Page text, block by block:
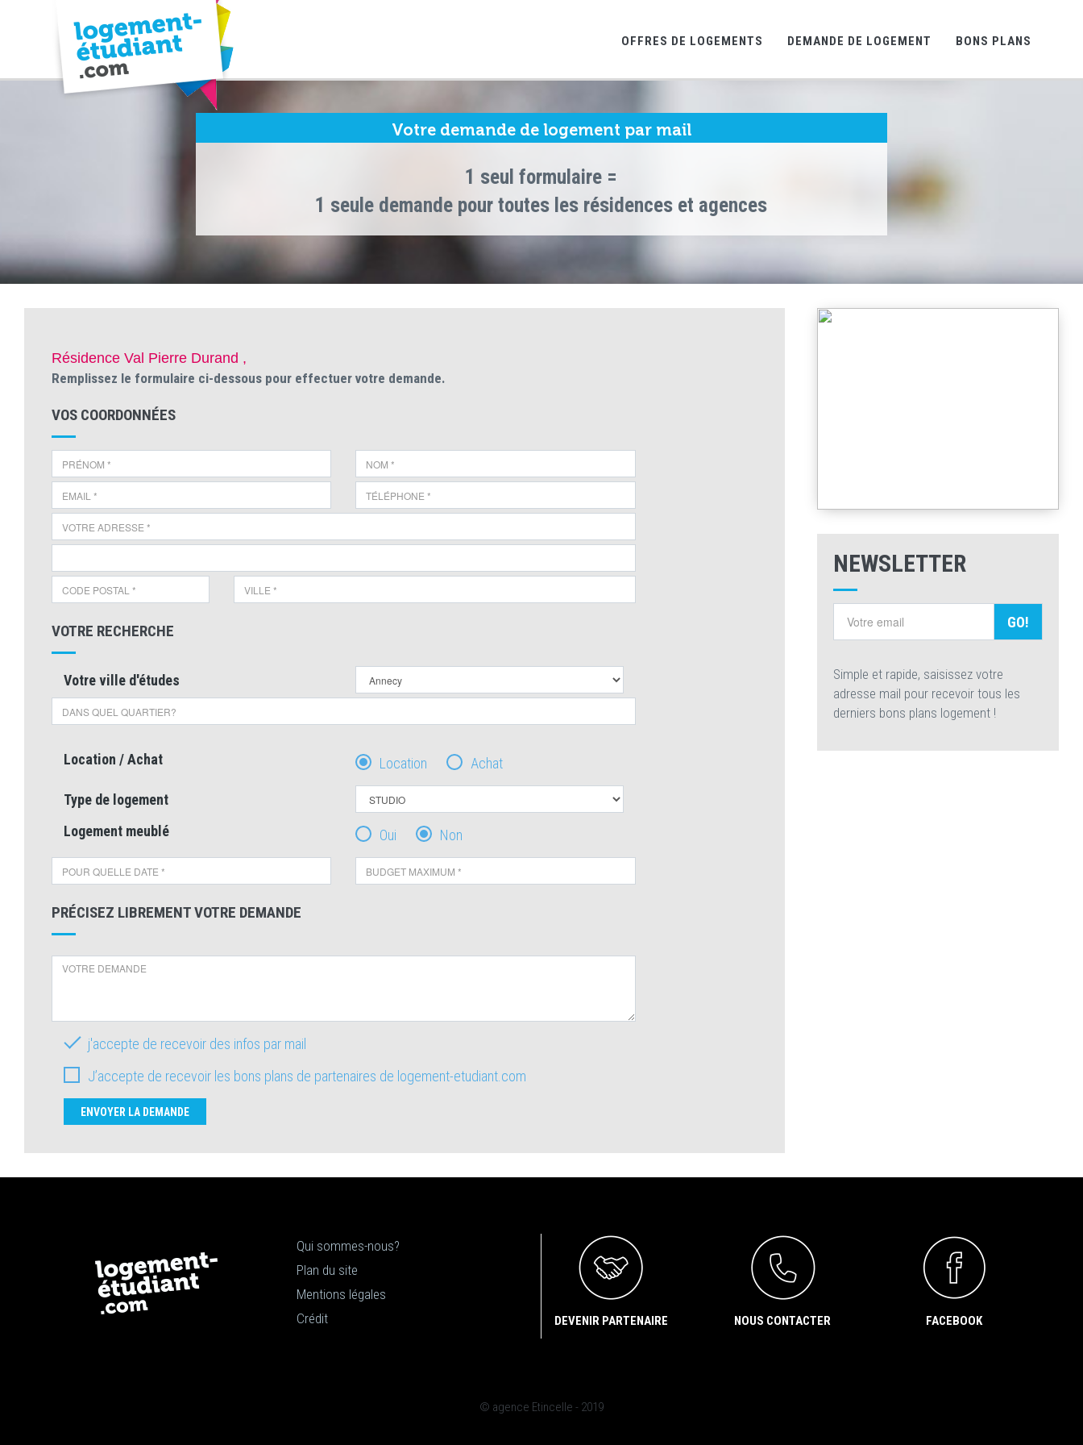
OFFRES DE LOGEMENTS DEMANDE DE LOGEMENT BONS PLANS
Votre demande de logement par mail
1 seul formulaire =
1 seule demande pour toutes les résidences et agences
NEWSLETTER
GO!
Simple et rapide, saisissez votre
adresse mail pour recevoir tous les
derniers bons plans logement !
Résidence Val Pierre Durand ,
Remplissez le formulaire ci-dessous pour effectuer votre demande.
VOS COORDONNÉES
VOTRE RECHERCHE
Votre ville d'études
Location / Achat Location Achat
Type de logement
Logement meublé
Oui Non
PRÉCISEZ LIBREMENT VOTRE DEMANDE
j'accepte de recevoir des infos par mail
J’accepte de recevoir les bons plans de partenaires de logement-etudiant.com
ENVOYER LA DEMANDE
Qui sommes-nous?
Plan du site
Mentions légales
Crédit
DEVENIR PARTENAIRE NOUS CONTACTER FACEBOOK
© agence Etincelle - 2019